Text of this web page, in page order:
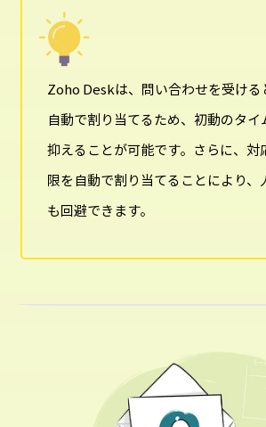
Zoho Deskは、問い合わせを受ける
自動で割り当てるため、初動のタイ
抑えることが可能です。さらに、対
限を自動で割り当てることにより、
も回避できます。